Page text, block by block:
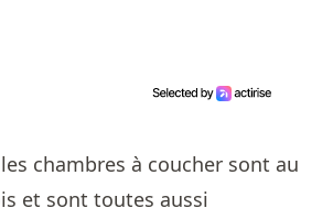
chambres à coucher sont au
et sont toutes aussi